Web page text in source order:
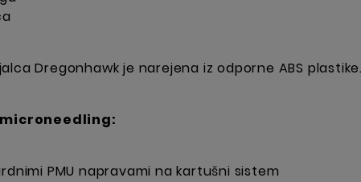
Dregonhawk je narejena iz odporne ABS
PMU napravami na kartušni sistem